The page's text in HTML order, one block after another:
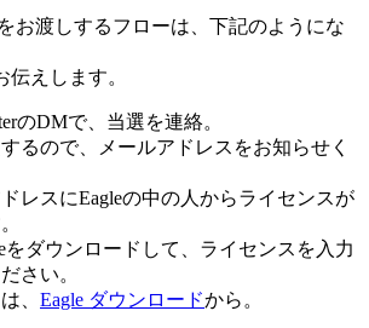
お渡しするフローは、下記のようにな
えします。
のDMで、当選を連絡。
るので、メールアドレスをお知らせく
レスにEagleの中の人からライセンスが
をダウンロードして、ライセンスを入力
さい。
、 Eagle ダウンロードから。